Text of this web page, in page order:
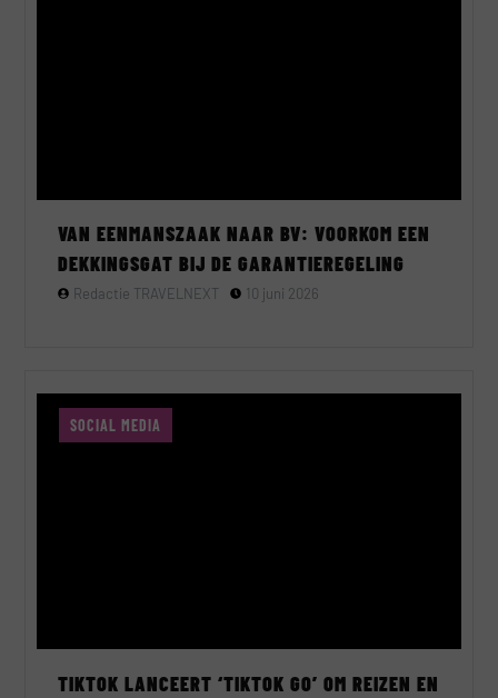
VAN EENMANSZAAK NAAR BV: VOORKOM EEN
DEKKINGSGAT BIJ DE GARANTIEREGELING
Redactie TRAVELNEXT 10 juni 2026
SOCIAL MEDIA
TIKTOK LANCEERT ‘TIKTOK GO’ OM REIZEN EN